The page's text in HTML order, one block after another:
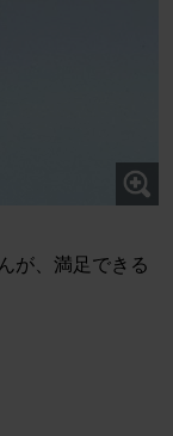
が、満足できる